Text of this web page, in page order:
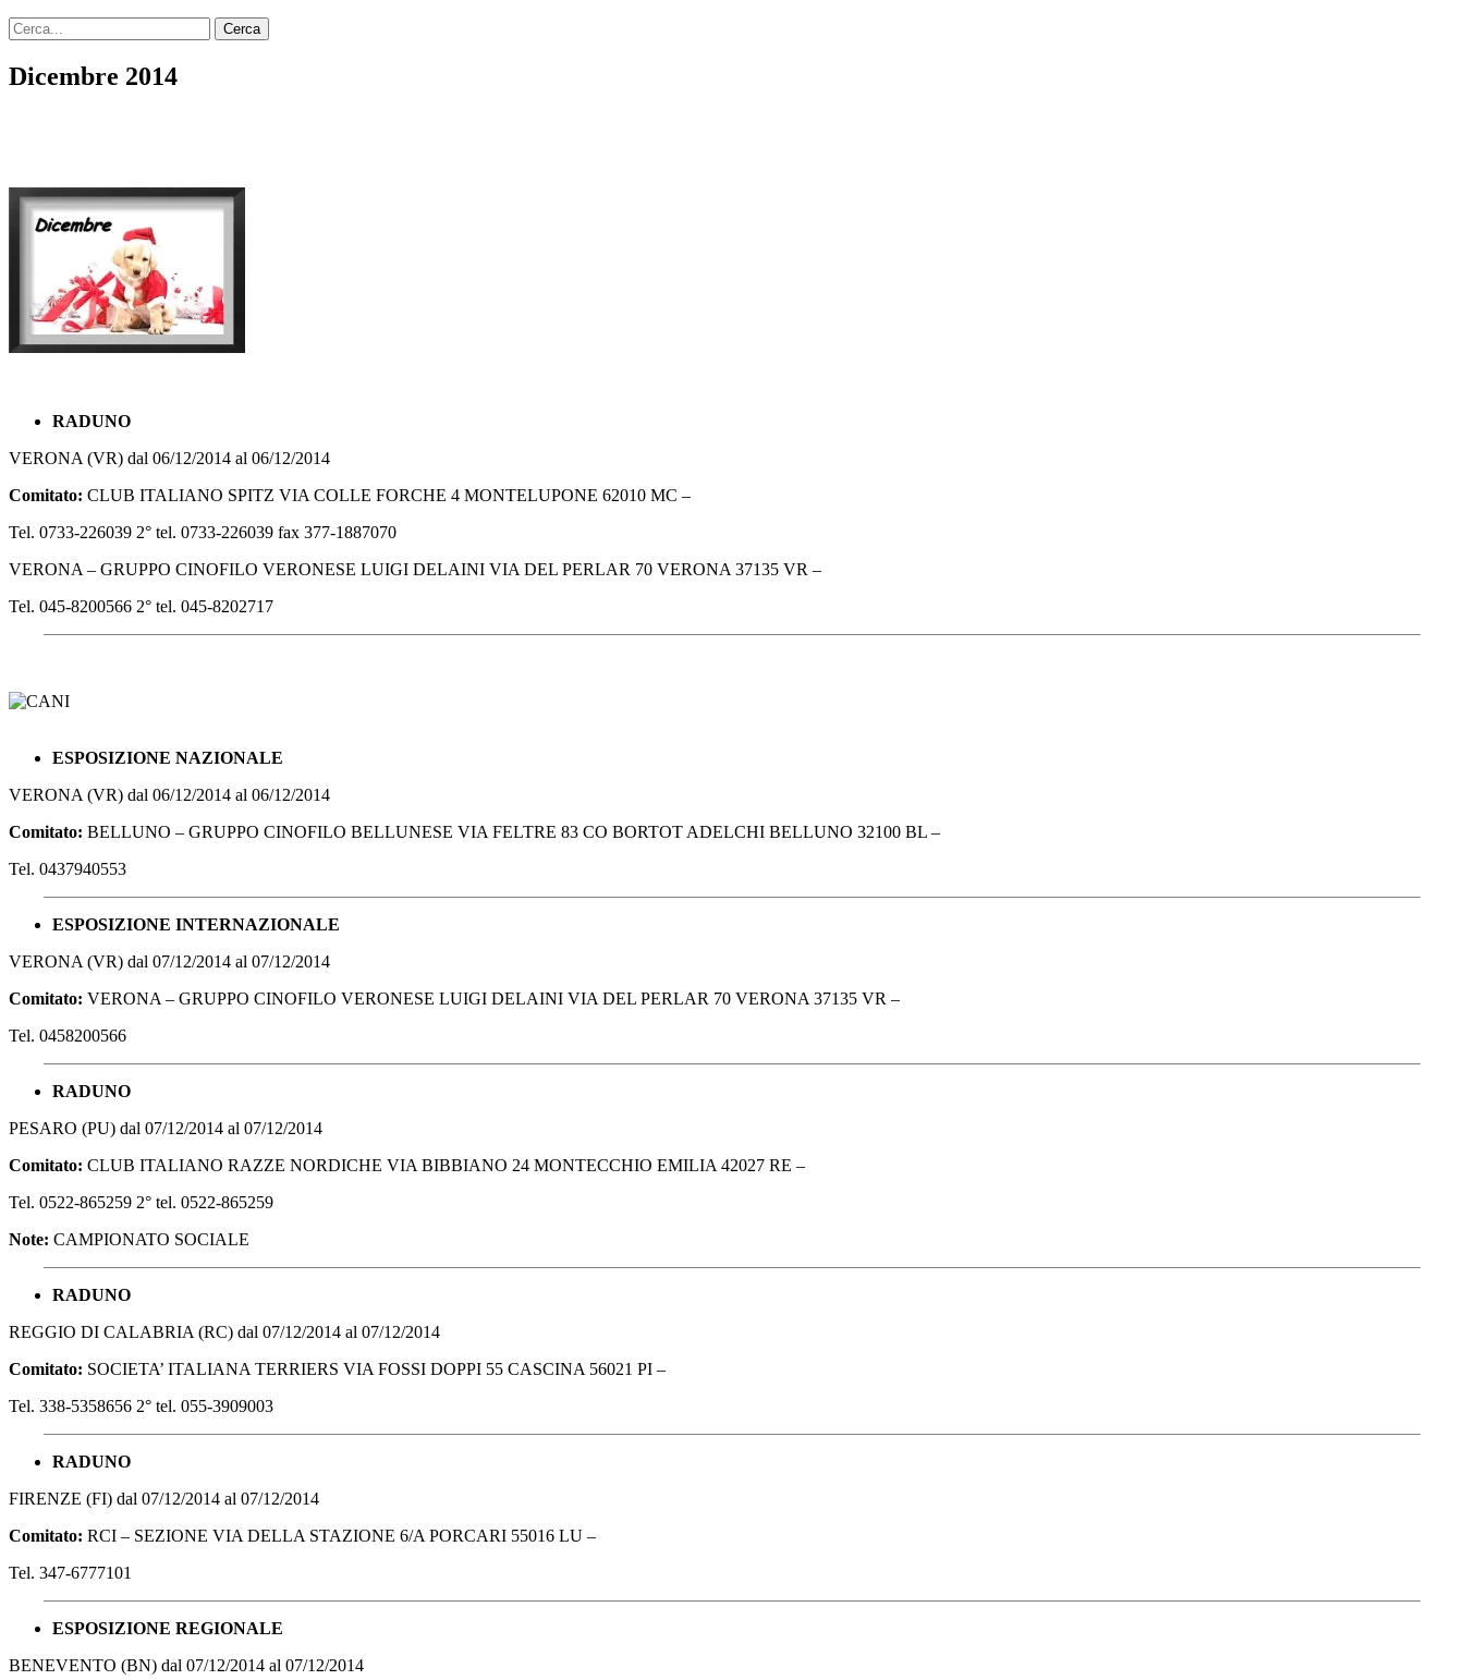
Dicembre 2014
RADUNO
VERONA (VR) dal 06/12/2014 al 06/12/2014
Comitato: CLUB ITALIANO SPITZ VIA COLLE FORCHE 4 MONTELUPONE 62010 MC –
Tel. 0733-226039 2° tel. 0733-226039 fax 377-1887070
VERONA – GRUPPO CINOFILO VERONESE LUIGI DELAINI VIA DEL PERLAR 70 VERONA 37135 VR –
Tel. 045-8200566 2° tel. 045-8202717
ESPOSIZIONE NAZIONALE
VERONA (VR) dal 06/12/2014 al 06/12/2014
Comitato: BELLUNO – GRUPPO CINOFILO BELLUNESE VIA FELTRE 83 CO BORTOT ADELCHI BELLUNO 32100 BL –
Tel. 0437940553
ESPOSIZIONE INTERNAZIONALE
VERONA (VR) dal 07/12/2014 al 07/12/2014
Comitato: VERONA – GRUPPO CINOFILO VERONESE LUIGI DELAINI VIA DEL PERLAR 70 VERONA 37135 VR –
Tel. 0458200566
RADUNO
PESARO (PU) dal 07/12/2014 al 07/12/2014
Comitato: CLUB ITALIANO RAZZE NORDICHE VIA BIBBIANO 24 MONTECCHIO EMILIA 42027 RE –
Tel. 0522-865259 2° tel. 0522-865259
Note: CAMPIONATO SOCIALE
RADUNO
REGGIO DI CALABRIA (RC) dal 07/12/2014 al 07/12/2014
Comitato: SOCIETA’ ITALIANA TERRIERS VIA FOSSI DOPPI 55 CASCINA 56021 PI –
Tel. 338-5358656 2° tel. 055-3909003
RADUNO
FIRENZE (FI) dal 07/12/2014 al 07/12/2014
Comitato: RCI – SEZIONE VIA DELLA STAZIONE 6/A PORCARI 55016 LU –
Tel. 347-6777101
ESPOSIZIONE REGIONALE
BENEVENTO (BN) dal 07/12/2014 al 07/12/2014